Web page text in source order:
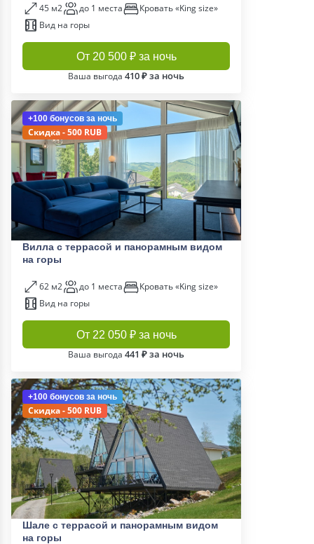
45 м2 до 1 места
Кровать «King size»
Вид на горы
От 20 500 ₽ за ночь
Ваша выгода 410 ₽ за ночь
+100 бонусов за ночь
Скидка - 500 RUB
Вилла с террасой и панорамным видом
на горы
62 м2 до 1 места
Кровать «King size»
Вид на горы
От 22 050 ₽ за ночь
Ваша выгода 441 ₽ за ночь
+100 бонусов за ночь
Скидка - 500 RUB
Шале с террасой и панорамным видом
на горы